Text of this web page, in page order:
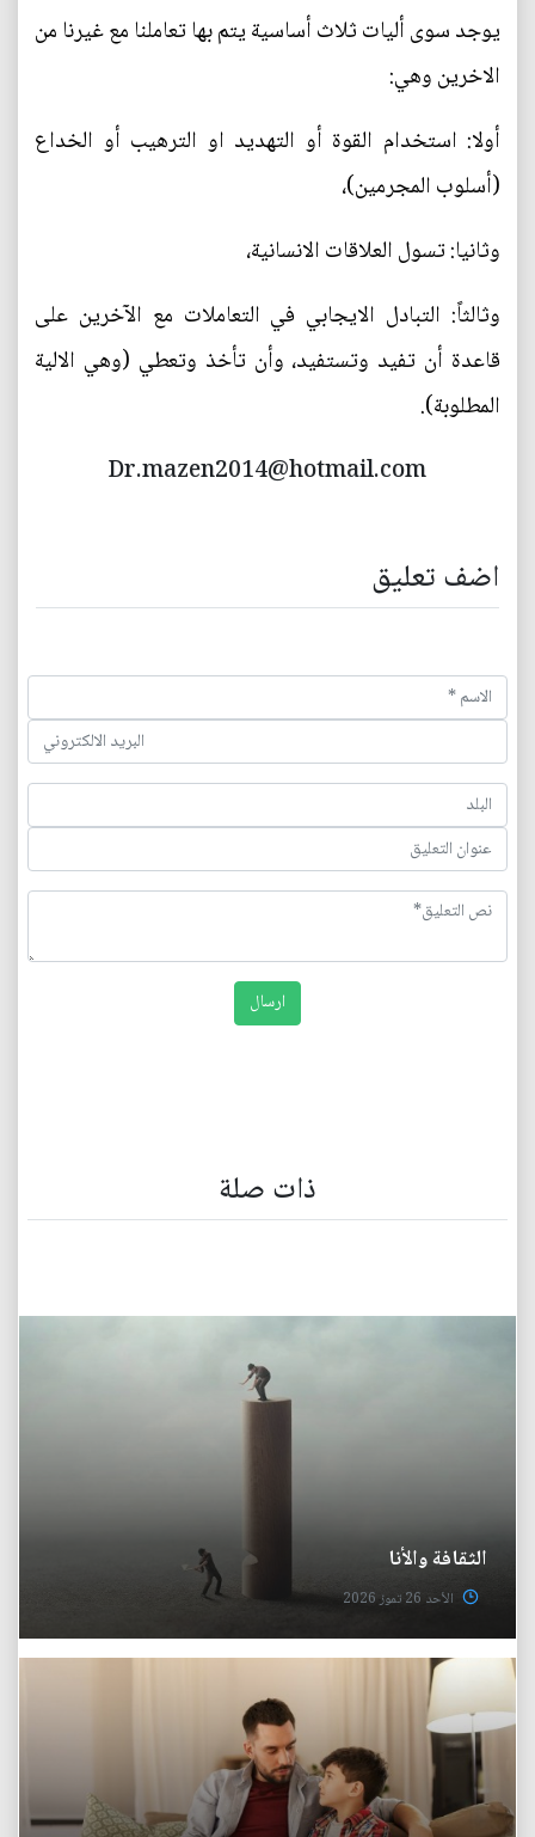
يوجد سوى أليات ثلاث أساسية يتم بها تعاملنا مع غيرنا من
الاخرين وهي:
أولا: استخدام القوة أو التهديد او الترهيب أو الخداع
(أسلوب المجرمين)،
وثانيا: تسول العلاقات الانسانية،
وثالثاً: التبادل الايجابي في التعاملات مع الآخرين على
قاعدة أن تفيد وتستفيد، وأن تأخذ وتعطي (وهي الالية
المطلوبة).
Dr.mazen2014@hotmail.com
اضف تعليق
ذات صلة
الثقافة والأنا
الأحد 26 تموز 2026